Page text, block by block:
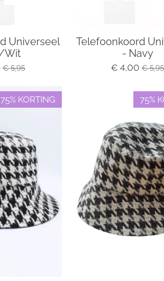
Universeel
Wit
€ 5,95
Telefoonkoord
- Navy
€ 4,00 € 5,95
75% KORTING 75%